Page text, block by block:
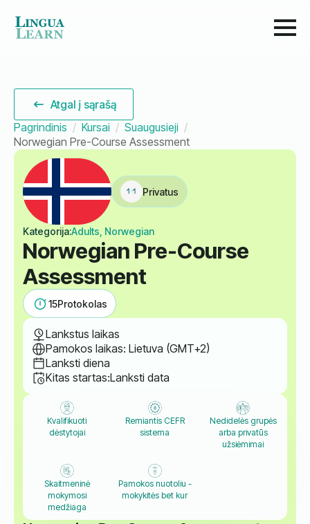
Atgal į sąrašą
Pagrindinis
Kursai
Suaugusieji
Norwegian Pre-Course Assessment
Privatus
Kategorija:Adults, Norwegian
Norwegian Pre-Course
Assessment
15Protokolas
Lankstus laikas
Pamokos laikas: Lietuva (GMT+2)
Lanksti diena
Kitas startas:Lanksti data
Kvalifikuoti
dėstytojai
Remiantis CEFR
sistema
Nedidelės grupės
arba privatūs
užsiėmimai
Skaitmeninė
mokymosi
medžiaga
Pamokos nuotoliu -
mokykitės bet kur